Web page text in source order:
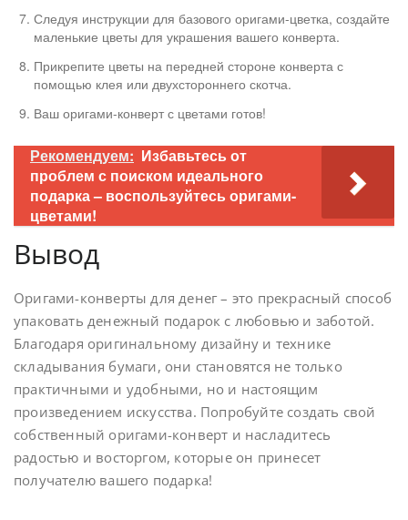
Следуя инструкции для базового оригами-цветка, создайте
маленькие цветы для украшения вашего конверта.
Прикрепите цветы на передней стороне конверта с
помощью клея или двухстороннего скотча.
Ваш оригами-конверт с цветами готов!
Рекомендуем: Избавьтесь от
проблем с поиском идеального
подарка – воспользуйтесь оригами-
цветами!
Вывод
Оригами-конверты для денег – это прекрасный способ
упаковать денежный подарок с любовью и заботой.
Благодаря оригинальному дизайну и технике
складывания бумаги, они становятся не только
практичными и удобными, но и настоящим
произведением искусства. Попробуйте создать свой
собственный оригами-конверт и насладитесь
радостью и восторгом, которые он принесет
получателю вашего подарка!